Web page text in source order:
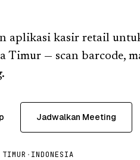
aplikasi kasir retail
Timur — scan barcode,
Jadwalkan Meeting
· INDONESIA